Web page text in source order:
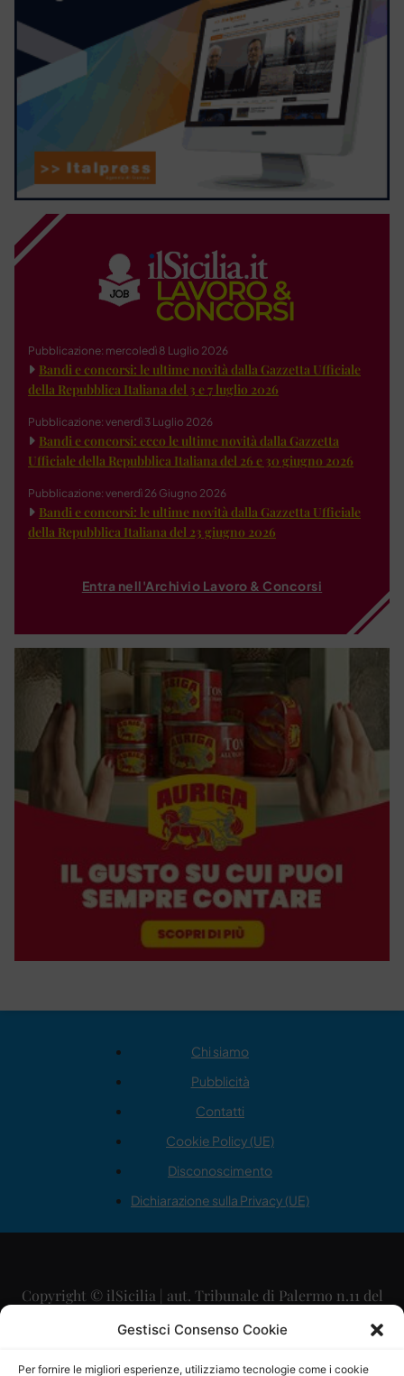
Gestisci Consenso Cookie
Per fornire le migliori esperienze, utilizziamo tecnologie come i cookie
Pubblicazione: mercoledì 8 Luglio 2026
Bandi e concorsi: le ultime novità dalla Gazzetta Ufficiale
della Repubblica Italiana del 3 e 7 luglio 2026
Pubblicazione: venerdì 3 Luglio 2026
Bandi e concorsi: ecco le ultime novità dalla Gazzetta
Ufficiale della Repubblica Italiana del 26 e 30 giugno 2026
Pubblicazione: venerdì 26 Giugno 2026
Bandi e concorsi: le ultime novità dalla Gazzetta Ufficiale
della Repubblica Italiana del 23 giugno 2026
Entra nell'Archivio Lavoro & Concorsi
Chi siamo
Pubblicità
Contatti
Cookie Policy (UE)
Disconoscimento
Dichiarazione sulla Privacy (UE)
Copyright © ilSicilia | aut. Tribunale di Palermo n.11 del
29/09/2015